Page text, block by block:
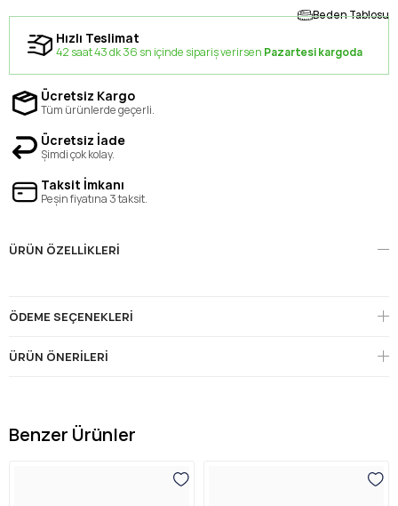
Beden Tablosu
Hızlı Teslimat
42 saat 43 dk 36 sn içinde sipariş verirsen Pazartesi kargoda
Ücretsiz Kargo
Tüm ürünlerde geçerli.
Ücretsiz İade
Şimdi çok kolay.
Taksit İmkanı
Peşin fiyatına 3 taksit.
ÜRÜN ÖZELLIKLERI
ÖDEME SEÇENEKLERI
ÜRÜN ÖNERILERI
Benzer Ürünler